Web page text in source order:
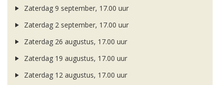
Zaterdag 9 september, 17.00 uur
Zaterdag 2 september, 17.00 uur
Zaterdag 26 augustus, 17.00 uur
Zaterdag 19 augustus, 17.00 uur
Zaterdag 12 augustus, 17.00 uur